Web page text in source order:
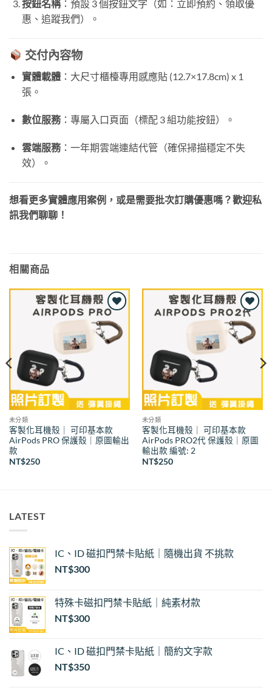
按鈕名稱：預設 3 個按鈕文字（如：立即預約、領取優
惠、追蹤我們）。
交付內容物
實體載體：大尺寸櫃檯專用感應貼 (12.7×17.8cm) x 1
張。
數位服務：專屬入口頁面（標配 3 組功能按鈕）。
雲端服務：一年期雲端連結代管（確保掃描穩定不失
效）。
想看更多實體應用案例，或是需要批次訂購優惠嗎？歡迎私
訊我們聊聊！
相關商品
wishlist
未分類
客製化耳機殼｜ 可印基本款
AirPods PRO 保護殼｜原圖輸出
款
NT$250
Add to
wishlist
未分類
客製化耳機殼｜ 可印基本款
AirPods PRO2代 保護殼｜原圖
輸出款 編號: 2
NT$250
LATEST
IC、ID 磁扣門禁卡貼紙｜隨機出貨 不挑款
NT$300
特殊卡磁扣門禁卡貼紙｜純素材款
NT$300
IC、ID 磁扣門禁卡貼紙｜簡約文字款
NT$350